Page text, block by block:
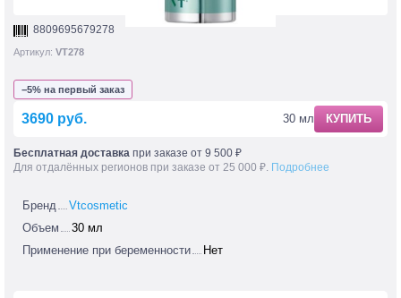
8809695679278
Артикул: VT278
−5% на первый заказ
3690 руб. 30 мл КУПИТЬ
Бесплатная доставка при заказе от 9 500 ₽
Для отдалённых регионов при заказе от 25 000 ₽. Подробнее
Бренд
Vtcosmetic
Объем
30 мл
Применение при беременности
Нет